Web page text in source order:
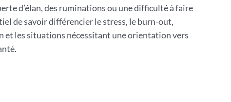
d’élan, des ruminations ou une difficulté à faire
de savoir différencier le stress, le burn-out,
et les situations nécessitant une orientation vers